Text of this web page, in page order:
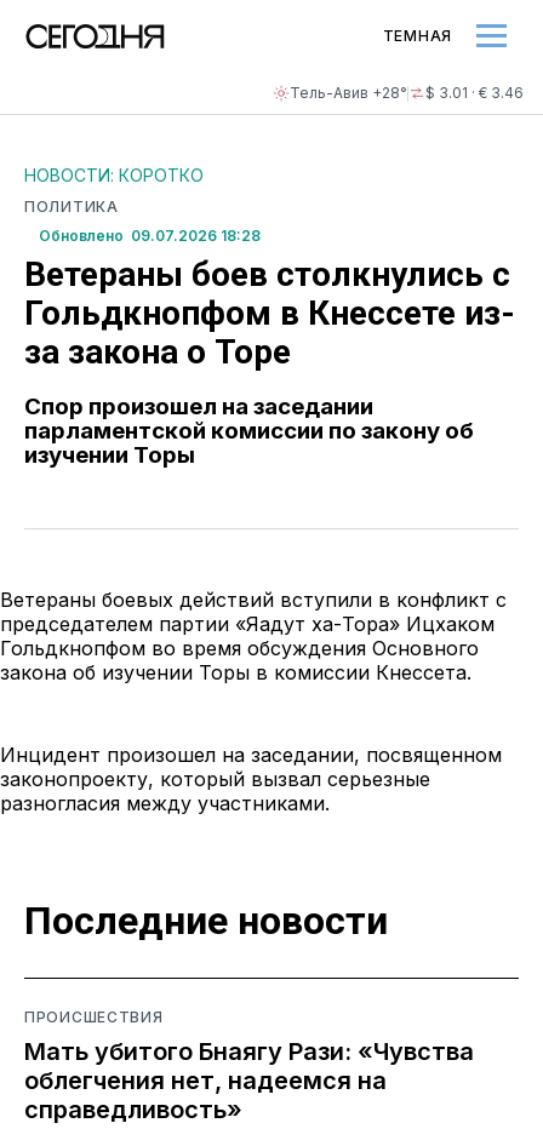
Тель-Авив +28° $ 3.01 · € 3.46
ТЕМНАЯ
НОВОСТИ: КОРОТКО
ПОЛИТИКА
Обновлено 09.07.2026 18:28
Ветераны боев столкнулись с
Гольдкнопфом в Кнессете из-
за закона о Торе
Спор произошел на заседании
парламентской комиссии по закону об
изучении Торы
Ветераны боевых действий вступили в конфликт с
председателем партии «Яадут ха-Тора» Ицхаком
Гольдкнопфом во время обсуждения Основного
закона об изучении Торы в комиссии Кнессета.
Инцидент произошел на заседании, посвященном
законопроекту, который вызвал серьезные
разногласия между участниками.
Последние новости
ПРОИСШЕСТВИЯ
Мать убитого Бнаягу Рази: «Чувства
облегчения нет, надеемся на
справедливость»